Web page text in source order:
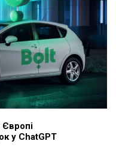
у ChatGPT